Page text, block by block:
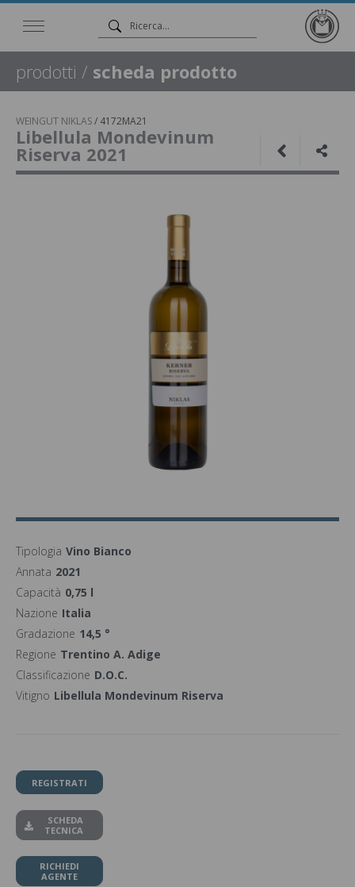
prodotti / scheda prodotto
WEINGUT NIKLAS/ 4172MA21
Libellula Mondevinum
Riserva 2021
Tipologia Vino Bianco
Annata 2021
Capacità 0,75 l
Nazione Italia
Gradazione 14,5 °
Regione Trentino A. Adige
Classificazione D.O.C.
Vitigno Libellula Mondevinum Riserva
REGISTRATI
SCHEDA
TECNICA
RICHIEDI
AGENTE